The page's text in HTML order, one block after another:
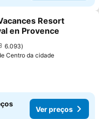
aos favoritos
Resort
en Provence
6.093
Centro da cidade
Ver preços